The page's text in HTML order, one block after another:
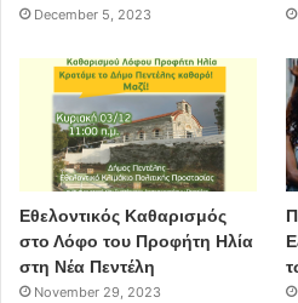
December 5, 2023
Εθελοντικός Καθαρισμός
στο Λόφο του Προφήτη Ηλία
στη Νέα Πεντέλη
November 29, 2023